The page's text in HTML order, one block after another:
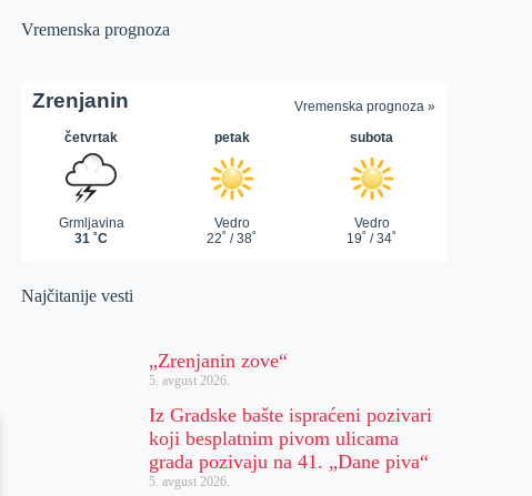
Vremenska prognoza
Najčitanije vesti
„Zrenjanin zove“
5. avgust 2026.
Iz Gradske bašte ispraćeni pozivari
koji besplatnim pivom ulicama
grada pozivaju na 41. „Dane piva“
5. avgust 2026.